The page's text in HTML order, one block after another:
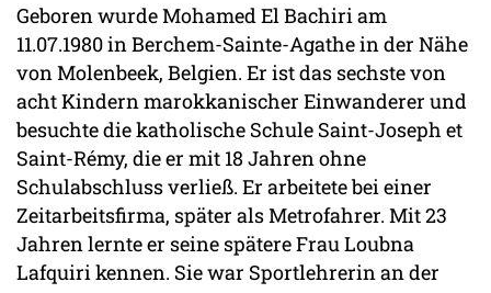
Geboren wurde Mohamed El Bachiri am
11.07.1980 in Berchem-Sainte-Agathe in der Nähe
von Molenbeek, Belgien. Er ist das sechste von
acht Kindern marokkanischer Einwanderer und
besuchte die katholische Schule Saint-Joseph et
Saint-Rémy, die er mit 18 Jahren ohne
Schulabschluss verließ. Er arbeitete bei einer
Zeitarbeitsfirma, später als Metrofahrer. Mit 23
Jahren lernte er seine spätere Frau Loubna
Lafquiri kennen. Sie war Sportlehrerin an der